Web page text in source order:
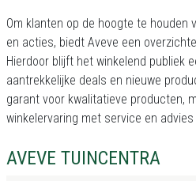
Om klanten op de hoogte te houden
en acties, biedt Aveve een
Hierdoor blijft het winkelend publiek
aantrekkelijke deals en nieuwe
garant voor kwalitatieve producten,
winkelervaring met service en
AVEVE TUINCENTRA